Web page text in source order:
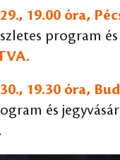
19.00 óra,
program és
19.30 óra,
és
.